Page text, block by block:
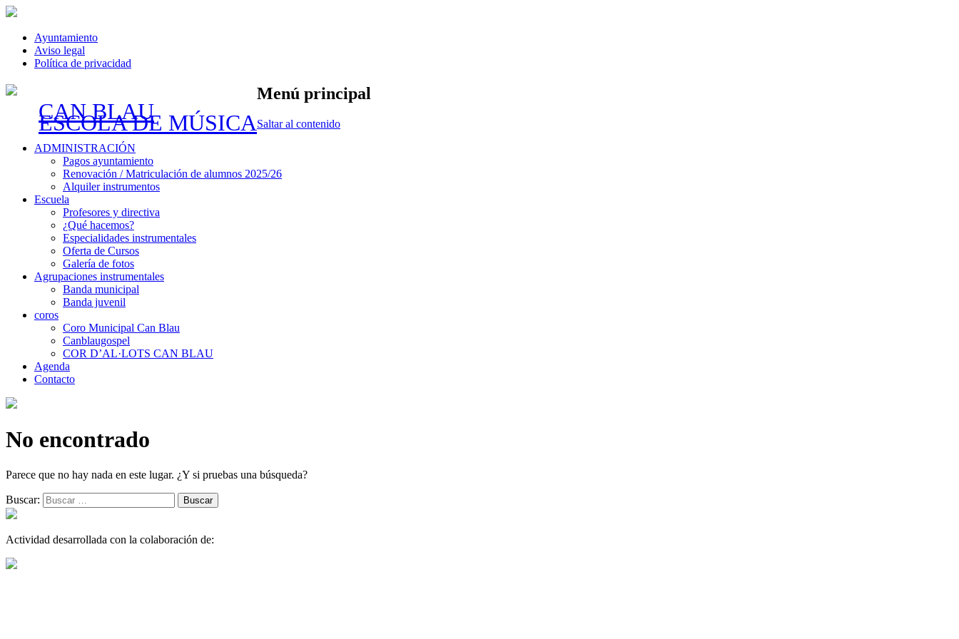
Ayuntamiento
Aviso legal
Política de privacidad
CAN BLAU
ESCOLA DE MÚSICA
Menú principal
Saltar al contenido
ADMINISTRACIÓN
Pagos ayuntamiento
Renovación / Matriculación de alumnos 2025/26
Alquiler instrumentos
Escuela
Profesores y directiva
¿Qué hacemos?
Especialidades instrumentales
Oferta de Cursos
Galería de fotos
Agrupaciones instrumentales
Banda municipal
Banda juvenil
coros
Coro Municipal Can Blau
Canblaugospel
COR D’AL·LOTS CAN BLAU
Agenda
Contacto
No encontrado
Parece que no hay nada en este lugar. ¿Y si pruebas una búsqueda?
Buscar:
Actividad desarrollada con la colaboración de: